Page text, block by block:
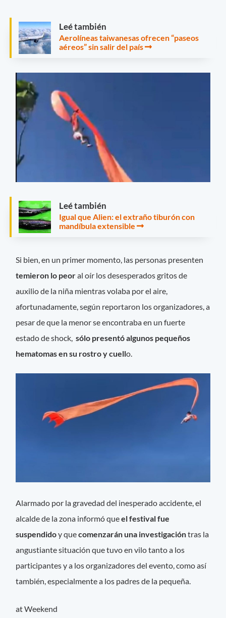
Leé también
Aerolíneas taiwanesas ofrecen “paseos
aéreos” sin salir del país
Leé también
Igual que Alien: el extraño tiburón con
mandíbula extensible
Si bien, en un primer momento, las personas presenten
temieron lo peoral oír los desesperados gritos de
auxilio de la niña mientras volaba por el aire,
afortunadamente, según reportaron los organizadores, a
pesar de que la menor se encontraba en un fuerte
estado de shock, sólo presentó algunos pequeños
hematomas en su rostro y cuello.
Alarmado por la gravedad del inesperado accidente, el
alcalde de la zona informó queel festival fue
suspendidoy quecomenzarán una investigacióntras la
angustiante situación que tuvo en vilo tanto a los
participantes y a los organizadores del evento, como así
también, especialmente a los padres de la pequeña.
at Weekend